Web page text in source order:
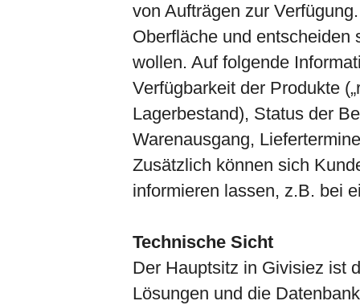
von Aufträgen zur
Oberfläche und entscheiden
wollen. Auf folgende
Verfügbarkeit der Produkte
Lagerbestand), Status der
Warenausgang,
Zusätzlich können sich
informieren lassen, z.B. bei
Technische Sicht
Der Hauptsitz in Givisiez ist
Lösungen und die